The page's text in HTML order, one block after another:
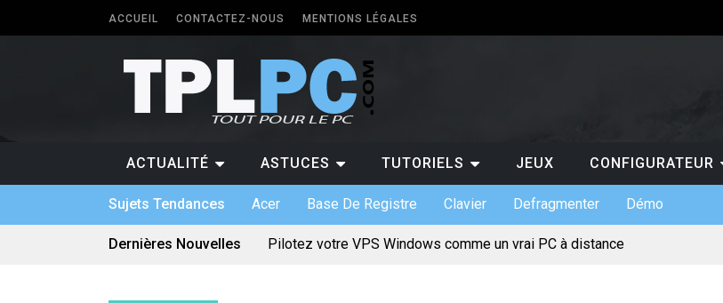
ACCUEIL CONTACTEZ-NOUS MENTIONS LÉGALES
ACTUALITÉ ASTUCES TUTORIELS JEUX CONFIGURATEUR
Sujets Tendances Acer Base De Registre Clavier Defragmenter Démo
Dernières Nouvelles
Pilotez votre VPS Windows comme un vrai PC à distance